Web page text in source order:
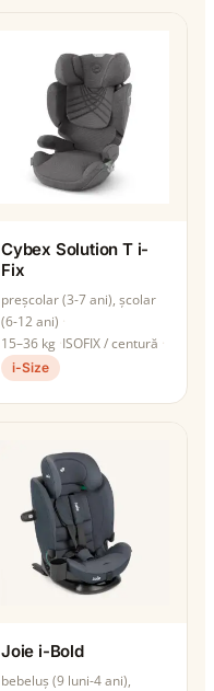
Cybex Solution T i-
Fix
preșcolar (3-7 ani), școlar
(6-12 ani)
15–36 kg ISOFIX / centură
i-Size
Joie i-Bold
bebeluș (9 luni-4 ani),